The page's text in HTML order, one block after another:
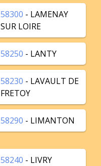
58300 - LAMENAY
SUR LOIRE
58250 - LANTY
58230 - LAVAULT DE
FRETOY
58290 - LIMANTON
58240 - LIVRY